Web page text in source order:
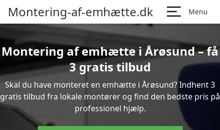
Montering-af-emhætte.dk Menu
Montering af emhætte i Årøsund – få
3 gratis tilbud
Skal du have monteret en emhætte i Årøsund? Indhent 3
gratis tilbud fra lokale montører og find den bedste pris på
professionel hjælp.